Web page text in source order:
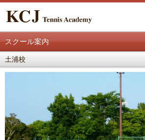
スクール案内
土浦校